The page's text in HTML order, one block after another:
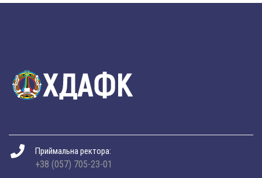
Приймальна ректора:
+38 (057) 705-23-01